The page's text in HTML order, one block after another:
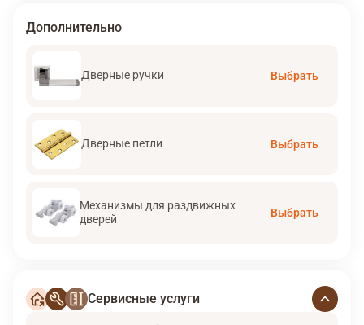
Дополнительно
Дверные ручки Выбрать
Дверные петли Выбрать
Механизмы для раздвижных
дверей
Выбрать
Сервисные услуги